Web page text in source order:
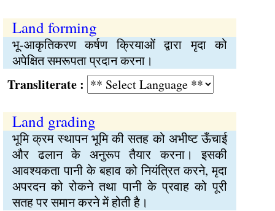
Land forming
भू-आकृतिकरण कर्षण क्रियाओं द्वारा मृदा को
अपेक्षित समरूपता प्रदान करना।
:
Land grading
भूमि क्रम स्थापन भूमि की सतह को अभीष्ट ऊँचाई
और ढलान के अनुरूप तैयार करना। इसकी
आवश्यकता पानी के बहाव को नियंत्रित करने, मृदा
अपरदन को रोकने तथा पानी के प्रवाह को पूरी
सतह पर समान करने में होती है।